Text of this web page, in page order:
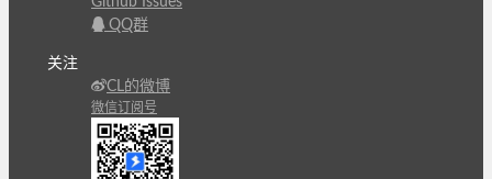
QQ群
关注
CL的微博
微信订阅号